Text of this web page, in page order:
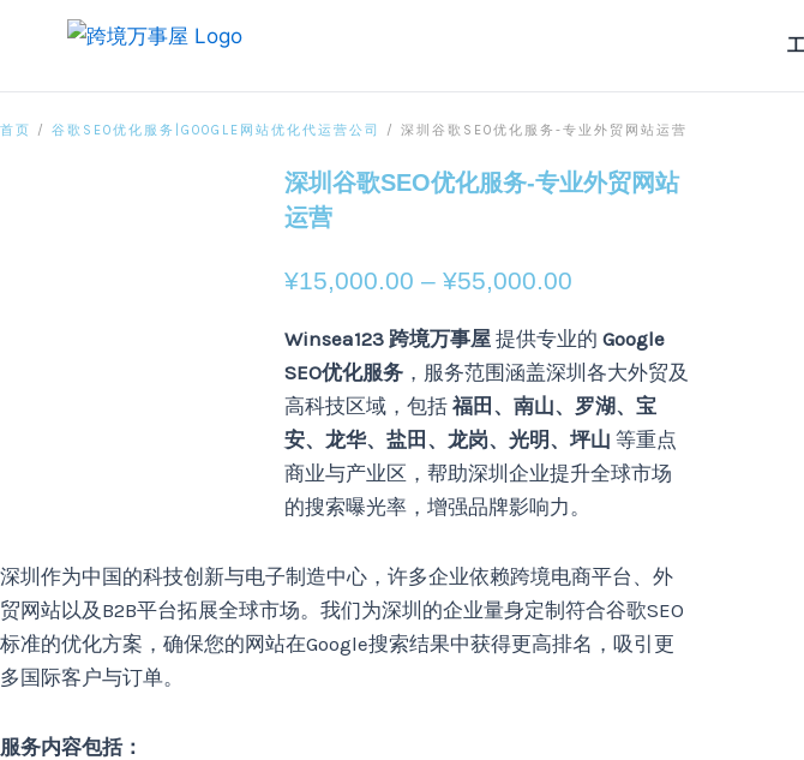
首页 / 谷歌SEO优化服务|GOOGLE网站优化代运营公司 / 深圳谷歌SEO优化服务-专业外贸网站运营
深圳谷歌SEO优化服务-专业外贸网站
运营
¥15,000.00 – ¥55,000.00
Winsea123 跨境万事屋提供专业的 Google
SEO优化服务，服务范围涵盖深圳各大外贸及
高科技区域，包括 福田、南山、罗湖、宝
安、龙华、盐田、龙岗、光明、坪山 等重点
商业与产业区，帮助深圳企业提升全球市场
的搜索曝光率，增强品牌影响力。
深圳作为中国的科技创新与电子制造中心，许多企业依赖跨境电商平台、外
贸网站以及B2B平台拓展全球市场。我们为深圳的企业量身定制符合谷歌SEO
标准的优化方案，确保您的网站在Google搜索结果中获得更高排名，吸引更
多国际客户与订单。
服务内容包括：
深
量